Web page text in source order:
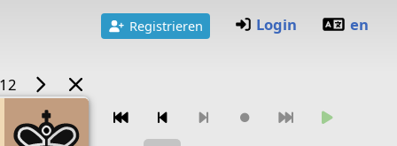
Registrieren Login en
Zugnavigation